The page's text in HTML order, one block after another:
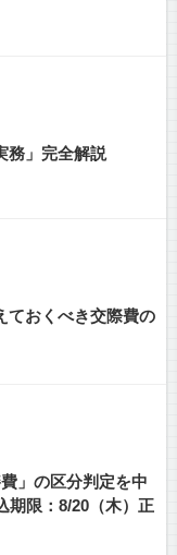
務」完全解説
ておくべき交際費の
」の区分判定を中
期限：8/20（木）正